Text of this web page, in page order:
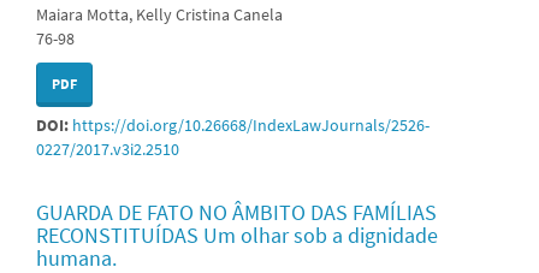
Maiara Motta, Kelly Cristina Canela
76-98
PDF
DOI: https://doi.org/10.26668/IndexLawJournals/2526-
0227/2017.v3i2.2510
GUARDA DE FATO NO ÂMBITO DAS FAMÍLIAS
RECONSTITUÍDAS Um olhar sob a dignidade
humana.